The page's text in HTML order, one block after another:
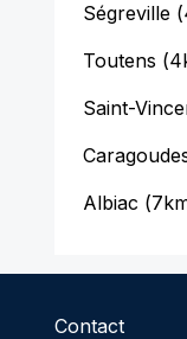
Ségreville(
Toutens (
Saint-
Albiac (
Contact